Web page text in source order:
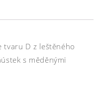
tvaru D z leštěného
s měděnými